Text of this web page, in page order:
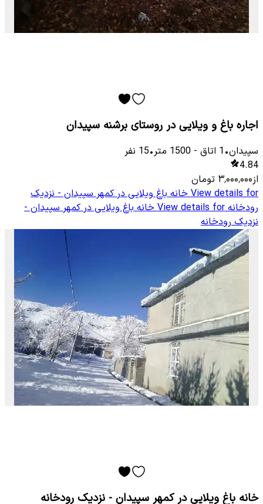
اجاره باغ و ویلایی در روستای برشنه سپیدان
سپیدان•
1 اتاق -
1500 متر•
15 نفر
4.84
از۳٬۰۰۰٬۰۰۰ تومان
View details for خانه باغ ویلایی در کمهر سپیدان - نزدیک
رودخانهView details for خانه باغ ویلایی در کمهر سپیدان -
نزدیک رودخانه
خانه باغ ویلایی در کمهر سپیدان - نزدیک رودخانه